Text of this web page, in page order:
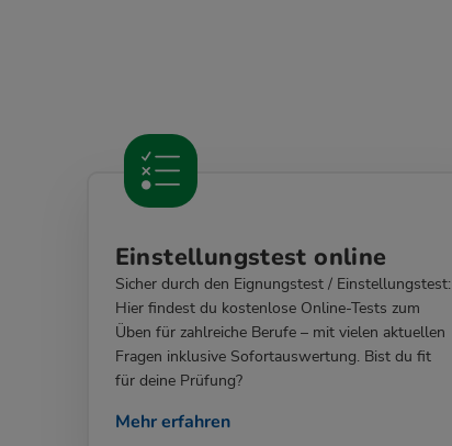
Einstellungstest online
Sicher durch den Eignungstest / Einstellungstest:
Hier findest du kostenlose Online-Tests zum
Üben für zahlreiche Berufe – mit vielen aktuellen
Fragen inklusive Sofortauswertung. Bist du fit
für deine Prüfung?
Mehr erfahren